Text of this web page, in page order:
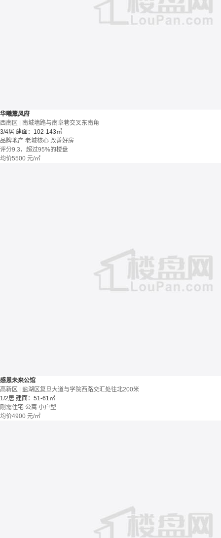
华曦薰风府
西南区 | 南城墙路与南阜巷交叉东南角
3/4居 建面：102-143㎡
品牌地产 老城核心 改善好房
评分9.3，超过95%的楼盘
均价5500 元/㎡
感恩未来公馆
高新区 | 盐湖区复旦大道与学院西路交汇处往北200米
1/2居 建面：51-61㎡
刚需住宅 公寓 小户型
均价4900 元/㎡